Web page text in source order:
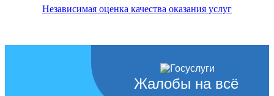
Независимая оценка качества оказания услуг
Жалобы на всё